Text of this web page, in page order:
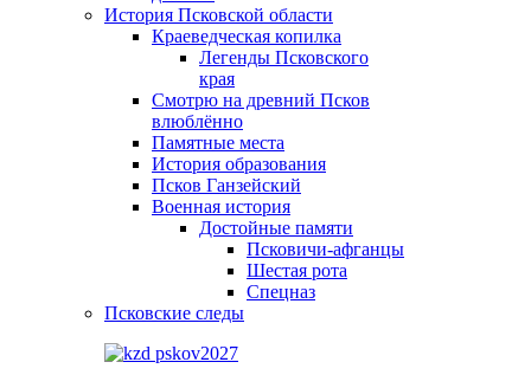
История Псковской области
Краеведческая копилка
Легенды Псковского
края
Смотрю на древний Псков
влюблённо
Памятные места
История образования
Псков Ганзейский
Военная история
Достойные памяти
Псковичи-афганцы
Шестая рота
Спецназ
Псковские следы